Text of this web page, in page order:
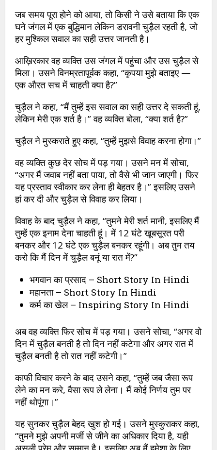
जब समय पूरा होने को आया, तो किसी ने उसे बताया कि एक
घने जंगल में एक बुद्धिमान लेकिन डरावनी चुड़ैल रहती है, जो
हर मुश्किल सवाल का सही उत्तर जानती है।
आख़िरकार वह व्यक्ति उस जंगल में पहुंचा और उस चुड़ैल से
मिला। उसने विनम्रतापूर्वक कहा, “कृपया मुझे बताइए —
एक औरत सच में चाहती क्या है?”
चुड़ैल ने कहा, “मैं तुम्हें इस सवाल का सही उत्तर दे सकती हूं,
लेकिन मेरी एक शर्त है।” वह व्यक्ति बोला, “क्या शर्त है?”
चुड़ैल ने मुस्कराते हुए कहा, “तुम्हें मुझसे विवाह करना होगा।”
वह व्यक्ति कुछ देर सोच में पड़ गया। उसने मन में सोचा,
“अगर मैं जवाब नहीं बता पाया, तो वैसे भी जान जाएगी। फिर
यह प्रस्ताव स्वीकार कर लेना ही बेहतर है।” इसलिए उसने
हां कर दी और चुड़ैल से विवाह कर लिया।
विवाह के बाद चुड़ैल ने कहा, “तुमने मेरी शर्त मानी, इसलिए मैं
तुम्हें एक इनाम देना चाहती हूं। में 12 घंटे खूबसूरत परी
बनकर और 12 घंटे एक चुड़ैल बनकर रहूंगी। अब तुम तय
करो कि मैं दिन में चुड़ैल बनूं या रात में?”
भगवान का प्रसाद – Short Story In Hindi
महानता – Short Story In Hindi
कर्म का खेल – Inspiring Story In Hindi
अब वह व्यक्ति फिर सोच में पड़ गया। उसने सोचा, “अगर वो
दिन में चुड़ैल बनती है तो दिन नहीं कटेगा और अगर रात में
चुड़ैल बनती है तो रात नहीं कटेगी।”
काफी विचार करने के बाद उसने कहा, “तुम्हें जब जैसा रूप
लेने का मन करे, वैसा रूप ले लेना। मैं कोई निर्णय तुम पर
नहीं थोपूंगा।”
यह सुनकर चुड़ैल बेहद खुश हो गई। उसने मुस्कुराकर कहा,
“तुमने मुझे अपनी मर्जी से जीने का अधिकार दिया है, यही